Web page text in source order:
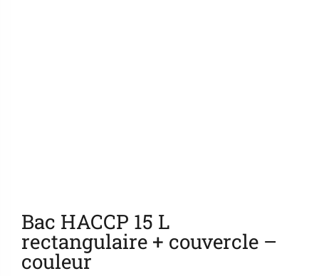
Bac HACCP 15 L
rectangulaire + couvercle –
couleur